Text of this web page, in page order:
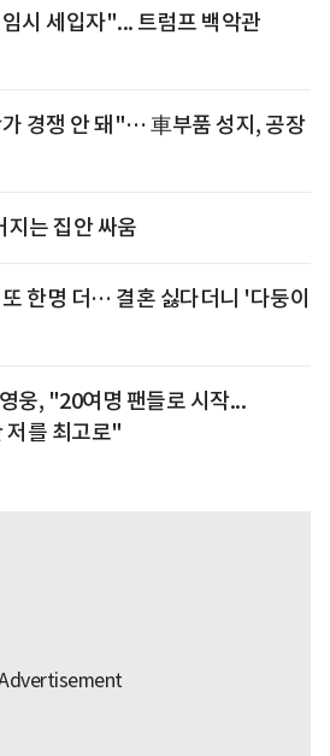
시 세입자"... 트럼프 백악관
경쟁 안 돼"… 車부품 성지, 공장
지는 집안 싸움
한명 더… 결혼 싫다더니 '다둥이
웅, "20여명 팬들로 시작...
저를 최고로"